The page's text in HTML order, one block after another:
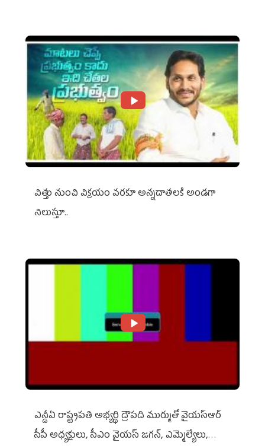
విత్తు నుంచి విక్రయం వరకూ అన్నదాతలకి అండగా
నిలుస్తూ..
ఎన్డీఏ రాష్ట్ర‌ప‌తి అభ్య‌ర్థి ద్రౌప‌ది ముర్ముతో వైయ‌స్ఆర్
సీపీ అధ్య‌క్షులు, సీఎం వైయ‌స్ జ‌గ‌న్, ఎమ్మెల్యేలు,